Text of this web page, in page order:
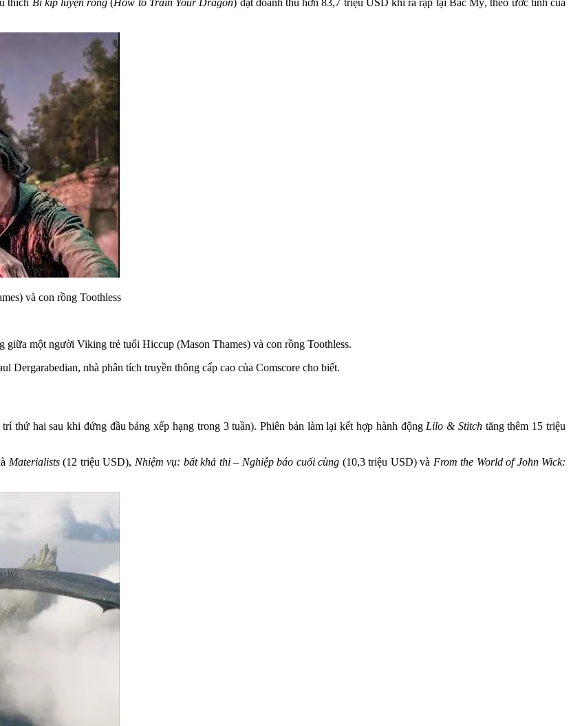
và con rồng Toothless
một người Viking trẻ tuổi Hiccup (Mason Thames) và con rồng Toothless.
nhà phân tích truyền thông cấp cao của Comscore cho biết.
thứ hai sau khi đứng đầu bảng xếp hạng trong 3 tuần). Phiên bản làm lại kết hợp hành động Lilo & Stitch tăng thêm 15 triệu
Materialists (12 triệu USD), Nhiệm vụ: bất khả thi – Nghiệp báo cuối cùng (10,3 triệu USD) và From the World of John Wick: